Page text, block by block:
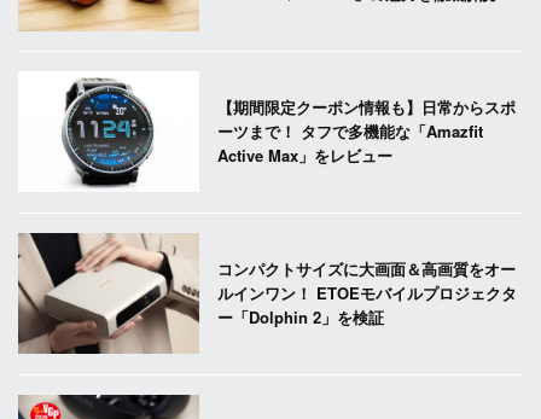
【期間限定クーポン情報も】日常からスポ
ーツまで！ タフで多機能な「Amazfit
Active Max」をレビュー
コンパクトサイズに大画面＆高画質をオー
ルインワン！ ETOEモバイルプロジェクタ
ー「Dolphin 2」を検証